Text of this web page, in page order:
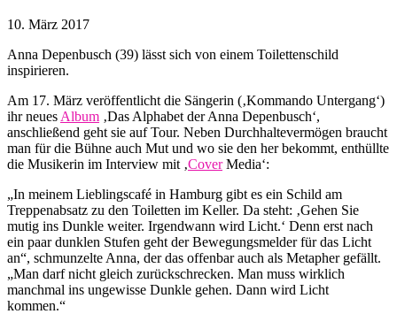
10. März 2017
Anna Depenbusch (39) lässt sich von einem Toilettenschild
inspirieren.
Am 17. März veröffentlicht die Sängerin (‚Kommando Untergang‘)
ihr neues Album ‚Das Alphabet der Anna Depenbusch‘,
anschließend geht sie auf Tour. Neben Durchhaltevermögen braucht
man für die Bühne auch Mut und wo sie den her bekommt, enthüllte
die Musikerin im Interview mit ‚CoverMedia‘:
„In meinem Lieblingscafé in Hamburg gibt es ein Schild am
Treppenabsatz zu den Toiletten im Keller. Da steht: ‚Gehen Sie
mutig ins Dunkle weiter. Irgendwann wird Licht.‘ Denn erst nach
ein paar dunklen Stufen geht der Bewegungsmelder für das Licht
an“, schmunzelte Anna, der das offenbar auch als Metapher gefällt.
„Man darf nicht gleich zurückschrecken. Man muss wirklich
manchmal ins ungewisse Dunkle gehen. Dann wird Licht
kommen.“